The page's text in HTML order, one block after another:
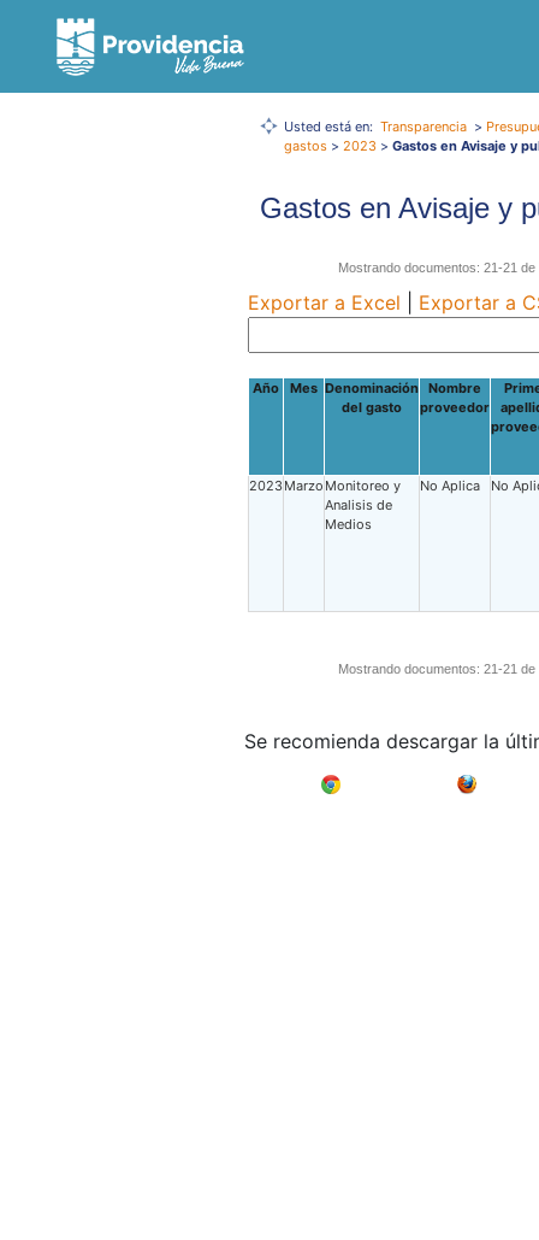
Usted está en: Transparencia >
gastos > 2023 > Gastos en Avisaje y
Gastos en Avisaje y
Mostrando documentos: 21-21 de
Exportar a Excel Exportar a
Año Mes Denominación
del gasto
Nombre
proveedor
2023Marzo Monitoreo y
Analisis de
Medios
No Aplica No
Mostrando documentos: 21-21 de
Se recomienda descargar la